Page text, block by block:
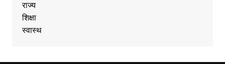
राज्य
शिक्षा
स्वास्थ